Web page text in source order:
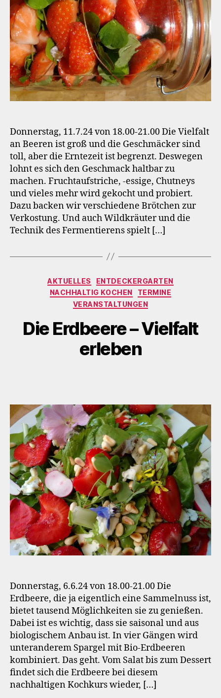
Donnerstag, 11.7.24 von 18.00-21.00 Die Vielfalt
an Beeren ist groß und die Geschmäcker sind
toll, aber die Erntezeit ist begrenzt. Deswegen
lohnt es sich den Geschmack haltbar zu
machen. Fruchtaufstriche, -essige, Chutneys
und vieles mehr wird gekocht und probiert.
Dazu backen wir verschiedene Brötchen zur
Verkostung. Und auch Wildkräuter und die
Technik des Fermentierens spielt […]
Kategorien
AKTUELLES
ENTDECKERGARTEN
NACHHALTIG KOCHEN
TERMINE
VERANSTALTUNGEN
Die Erdbeere – Vielfalt
erleben
Donnerstag, 6.6.24 von 18.00-21.00 Die
Erdbeere, die ja eigentlich eine Sammelnuss ist,
bietet tausend Möglichkeiten sie zu genießen.
Dabei ist es wichtig, dass sie saisonal und aus
biologischem Anbau ist. In vier Gängen wird
unteranderem Spargel mit Bio-Erdbeeren
kombiniert. Das geht. Vom Salat bis zum Dessert
findet sich die Erdbeere bei diesem
nachhaltigen Kochkurs wieder, […]